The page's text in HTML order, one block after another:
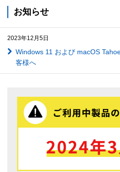
お知らせ
2023年12月5日
Windows 11 および macOS
客様へ